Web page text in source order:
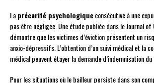
Laprécarité psychologiqueconsécutive à une
pas être négligée. Une étude publiée dans le Journal
démontre que les victimes d’éviction présentent un
anxio-dépressifs. L’obtention d’un suivi médical et la
médical peuvent étayer la demande d’indemnisation
Pour les situations où le bailleur persiste dans son